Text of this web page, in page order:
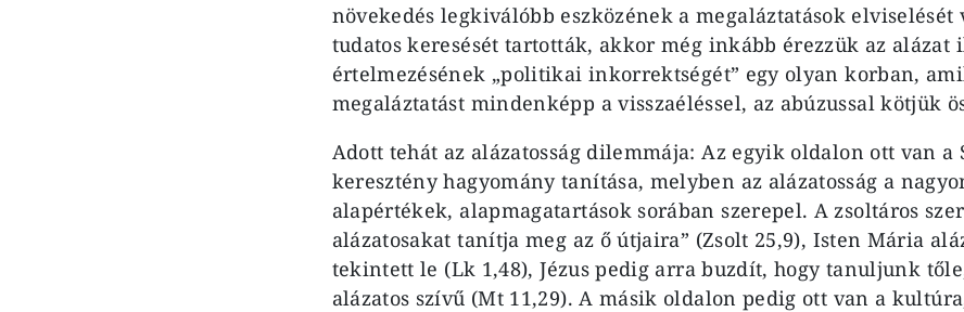
növekedés legkiválóbb eszkö­zének a megaláztatások elviselését
tudatos keresését tartot­ták, akkor még inkább érezzük az alázat
értelmezésének „poli­tikai inkorrektségét” egy olyan kor­ban,
megaláztatást min­denképp a visszaéléssel, az abúzussal kötjük
Adott tehát az alázatosság dilemmá­ja: Az egyik oldalon ott van a
keresztény hagyomány taní­tása, melyben az alázatosság a
alapértékek, alapmagatartások sorában szerepel. A zsoltáros
alázatosakat tanítja meg az ő útjaira” (Zsolt 25,9), Isten Mária
tekintett le (Lk 1,48), Jézus pedig arra buzdít, hogy tanul­junk
alázatos szí­vű (Mt 11,29). A másik oldalon pe­dig ott van a